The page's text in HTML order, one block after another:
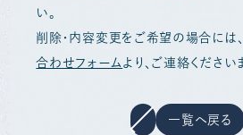
い。
削除・内容変更をご希望の場合には
合わせフォーム より、ご連絡ください
一覧へ戻る